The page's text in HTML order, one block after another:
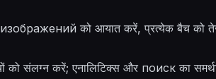
को आयात करें, प्रत्येक बैच को तेज़
को संलग्न करें; एनालिटिक्स और поиск का